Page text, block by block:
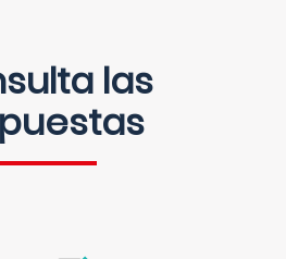
las